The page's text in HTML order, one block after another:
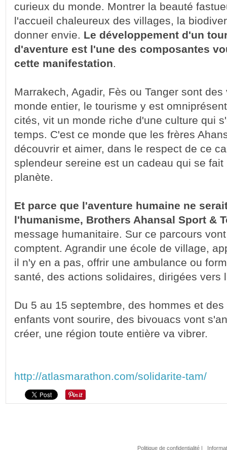
curieux du monde. Montrer la beauté
l'accueil chaleureux des villages, la
donner envie. Le développement d'un
d'aventure est l'une des composantes
cette manifestation.
Marrakech, Agadir, Fès ou Tanger sont
monde entier, le tourisme y est
cités, vit un monde riche d'une culture qui
temps. C'est ce monde que les frères
découvrir et aimer, dans le respect de ce
splendeur sereine est un cadeau qui se
planète.
Et parce que l'aventure humaine ne
l'humanisme, Brothers Ahansal Sport &
message humanitaire. Sur ce parcours
comptent. Agrandir une école de village,
il n'y en a pas, offrir une ambulance ou
santé, des actions solidaires, dirigées vers
Du 5 au 15 septembre, des hommes et
enfants vont sourire, des bivouacs vont
créer, une région toute entière va vibrer.
http://atlasmarathon.com/solidarite-tam/
Politique de confidentialité |